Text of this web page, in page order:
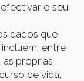
o seu
dados que
entre
próprias
de vida,